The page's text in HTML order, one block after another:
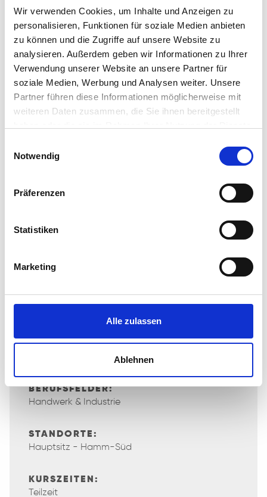
Wir verwenden Cookies, um Inhalte und Anzeigen zu
personalisieren, Funktionen für soziale Medien anbieten
zu können und die Zugriffe auf unsere Website zu
analysieren. Außerdem geben wir Informationen zu Ihrer
Verwendung unserer Website an unsere Partner für
soziale Medien, Werbung und Analysen weiter. Unsere
Partner führen diese Informationen möglicherweise mit
weiteren Daten zusammen, die Sie ihnen bereitgestellt
Notwendig
Präferenzen
Statistiken
Marketing
Alle zulassen
Ablehnen
praktischen Fähigkeiten im Friseurhandwerk.
Ziel ist es, Kenntnisse aufzufrischen, mehr Sicherheit im
Beschäftigung im Friseurberuf zu verbessern.
Ob als Wiedereinstieg, zur Orientierung oder als
Vorbereitung auf eine neue berufliche Perspektive – hier
steht Deine Entwicklung im Mittelpunkt.
LERNINHALTE:
Du lernst und trainierst praxisnah:
Arbeitsplatzgestaltung und Hygienepraxis
Schwerpunkte):
Spezielle Schnitttechniken & Trends
KURSARTEN:
BERUFSFELDER:
Handwerk & Industrie
STANDORTE:
Hauptsitz - Hamm-Süd
KURSZEITEN:
Teilzeit